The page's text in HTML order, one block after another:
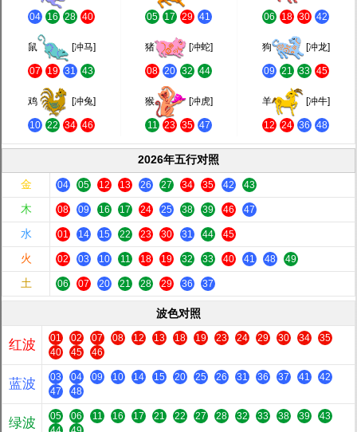
04 16 28 40 05 17 29 41 06 18 30 42
鼠 [冲马]
07 19 31 43
猪 [冲蛇]
08 20 32 44
狗 [冲龙]
09 21 33 45
鸡 [冲兔]
10 22 34 46
猴 [冲虎]
11 23 35 47
羊 [冲牛]
12 24 36 48
2026年五行对照
金
04 05 12 13 26 27 34 35 42 43
木 08 09 16 17 24 25 38 39 46 47
水 01 14 15 22 23 30 31 44 45
火 02 03 10 11 18 19 32 33 40 41 48 49
土 06 07 20 21 28 29 36 37
波色对照
红波 01 02 07 08 12 13 18 19 23 24 29 30 34
35
40
45 46
蓝波 03 04 09 10 14 15 20 25 26 31 36 37 41
42
47
48
绿波 05 06 11 16 17 21 22 27 28 32 33 38 39
43